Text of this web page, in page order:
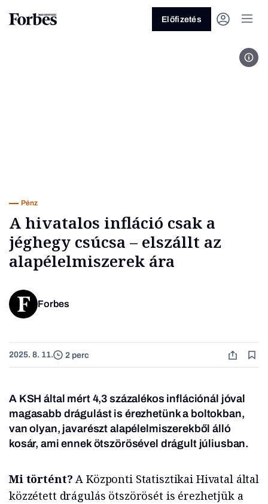
Előfizetés
Pénz
A hivatalos infláció csak a
jéghegy csúcsa – elszállt az
alapélelmiszerek ára
Forbes
2025. 8. 11. 2 perc
A KSH által mért 4,3 százalékos inflációnál jóval
magasabb drágulást is érezhetünk a boltokban,
van olyan, javarészt alapélelmiszerekből álló
kosár, ami ennek ötszörösével drágult júliusban.
Mi történt? A Központi Statisztikai Hivatal által
közzétett drágulás ötszörösét is érezhetjük a